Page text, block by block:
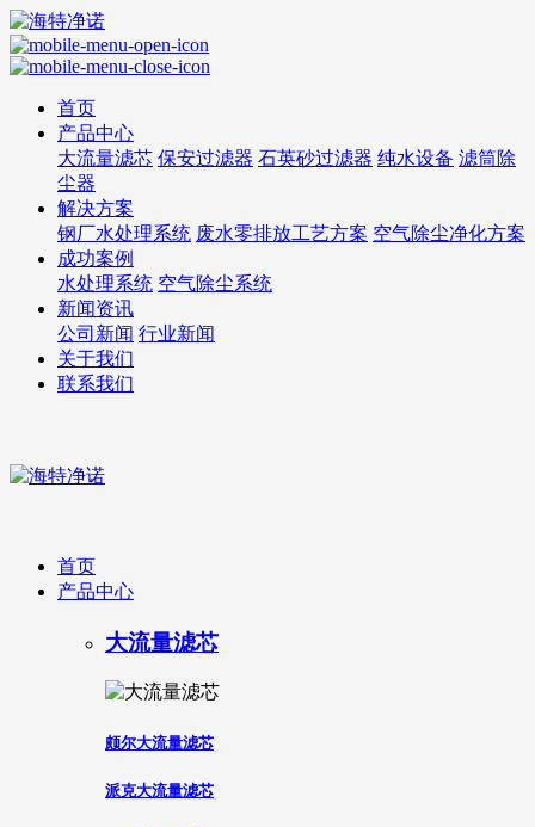
首页
产品中心
大流量滤芯 保安过滤器 石英砂过滤器 纯水设备 滤筒除
尘器
解决方案
钢厂水处理系统 废水零排放工艺方案 空气除尘净化方案
成功案例
水处理系统 空气除尘系统
新闻资讯
公司新闻 行业新闻
关于我们
联系我们
首页
产品中心
大流量滤芯
颇尔大流量滤芯
派克大流量滤芯